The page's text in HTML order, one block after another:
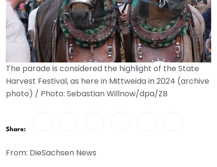
The parade is considered the highlight of the State
Harvest Festival, as here in Mittweida in 2024 (archive
photo) / Photo: Sebastian Willnow/dpa/ZB
Share:
From: DieSachsen News